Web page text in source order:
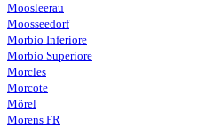
Moosleerau
Moosseedorf
Morbio Inferiore
Morbio Superiore
Morcles
Morcote
Mörel
Morens FR